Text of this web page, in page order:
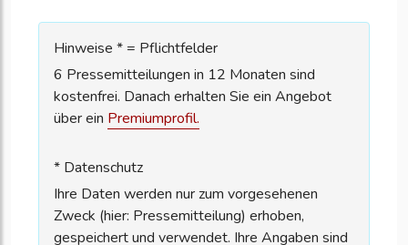
Hinweise * = Pflichtfelder
6 Pressemitteilungen in 12 Monaten sind
kostenfrei. Danach erhalten Sie ein Angebot
über ein Premiumprofil.
* Datenschutz
Ihre Daten werden nur zum vorgesehenen
Zweck (hier: Pressemitteilung) erhoben,
gespeichert und verwendet. Ihre Angaben sind